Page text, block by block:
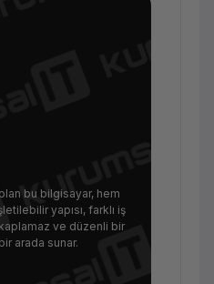
bu bilgisayar, hem
yapısı, farklı iş
kaplamaz ve düzenli bir
arada sunar.